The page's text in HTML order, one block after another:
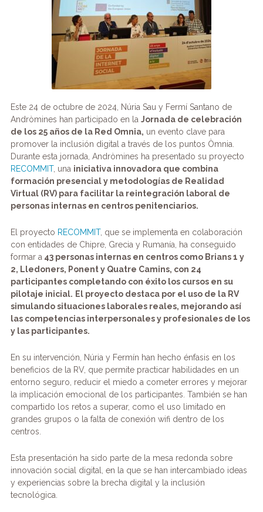
Este 24 de octubre de 2024, Núria Sau y Fermí Santano de
Andròmines han participado en la Jornada de celebración
de los 25 años de la Red Omnia, un evento clave para
promover la inclusión digital a través de los puntos Òmnia.
Durante esta jornada, Andròmines ha presentado su proyecto
RECOMMIT, una iniciativa innovadora que combina
formación presencial y metodologías de Realidad
Virtual (RV) para facilitar la reintegración laboral de
personas internas en centros penitenciarios.
El proyecto RECOMMIT, que se implementa en colaboración
con entidades de Chipre, Grecia y Rumanía, ha conseguido
formar a43 personas internas en centros como Brians 1 y
2, Lledoners, Ponent y Quatre Camins, con 24
participantes completando con éxito los cursos en su
pilotaje inicial. El proyecto destaca por el uso de la RV
simulando situaciones laborales reales, mejorando así
las competencias interpersonales y profesionales de los
y las participantes.
En su intervención, Núria y Fermín han hecho énfasis en los
beneficios de la RV, que permite practicar habilidades en un
entorno seguro, reducir el miedo a cometer errores y mejorar
la implicación emocional de los participantes. También se han
compartido los retos a superar, como el uso limitado en
grandes grupos o la falta de conexión wifi dentro de los
centros.
Esta presentación ha sido parte de la mesa redonda sobre
innovación social digital, en la que se han intercambiado ideas
y experiencias sobre la brecha digital y la inclusión
tecnológica.